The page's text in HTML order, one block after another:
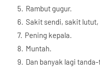
Rambut gugur.
Sakit sendi, sakit
Pening kepala.
Muntah.
Dan banyak lagi